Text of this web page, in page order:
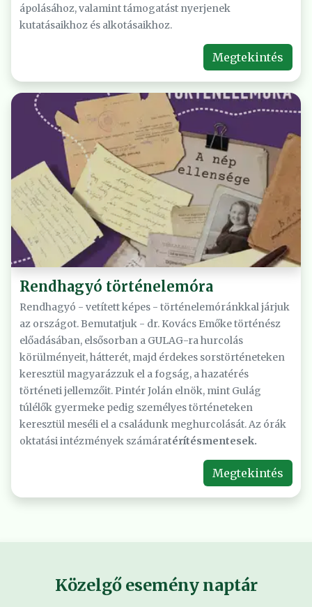
ápolásához, valamint támogatást nyerjenek
kutatásaikhoz és alkotásaikhoz.
Megtekintés
Rendhagyó történelemóra
Rendhagyó - vetített képes - történelemóránkkal járjuk
az országot. Bemutatjuk - dr. Kovács Emőke történész
előadásában, elsősorban a GULAG-ra hurcolás
körülményeit, hátterét, majd érdekes sorstörténeteken
keresztül magyarázzuk el a fogság, a hazatérés
történeti jellemzőit. Pintér Jolán elnök, mint Gulág
túlélők gyermeke pedig személyes történeteken
keresztül meséli el a családunk meghurcolását. Az órák
oktatási intézmények számáratérítésmentesek.
Megtekintés
Közelgő esemény naptár